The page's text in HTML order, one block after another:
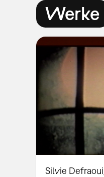
Werke
Silvie